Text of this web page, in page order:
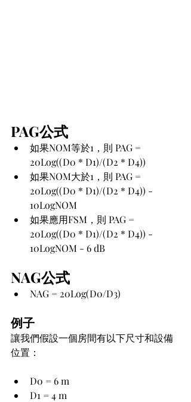
PAG公式
如果NOM等於1，則 PAG =
20Log((D0 * D1)/(D2 * D4))
如果NOM大於1，則 PAG =
20Log((D0 * D1)/(D2 * D4)) -
10LogNOM
如果應用FSM，則 PAG =
20Log((D0 * D1)/(D2 * D4)) -
10LogNOM - 6 dB
NAG公式
NAG = 20Log(D0/D3)
例子
讓我們假設一個房間有以下尺寸和設備
位置：
D0 = 6 m
D1 = 4 m